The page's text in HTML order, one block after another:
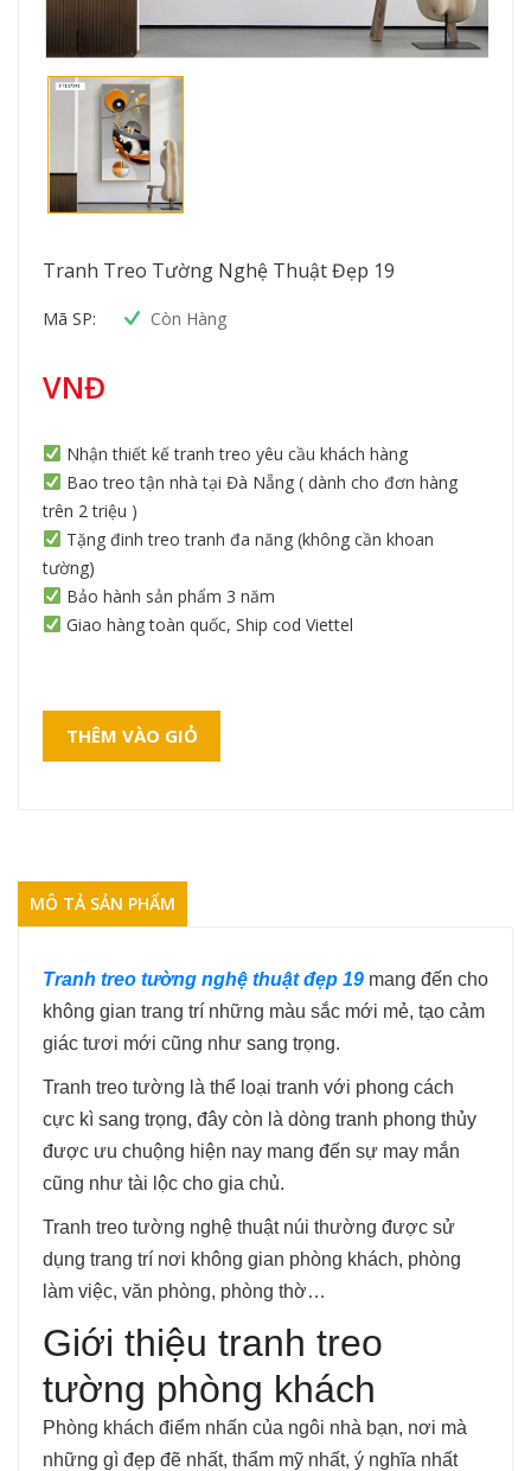
Tranh Treo Tường Nghệ Thuật Đẹp 19
Mã SP: Còn Hàng
VNĐ
Nhận thiết kế tranh treo yêu cầu khách hàng
Bao treo tận nhà tại Đà Nẵng ( dành cho đơn hàng
trên 2 triệu )
Tặng đinh treo tranh đa năng (không cần khoan
tường)
Bảo hành sản phẩm 3 năm
Giao hàng toàn quốc, Ship cod Viettel
THÊM VÀO GIỎ
MÔ TẢ SẢN PHẨM
Tranh treo tường nghệ thuật đẹp 19 mang đến cho
không gian trang trí những màu sắc mới mẻ, tạo cảm
giác tươi mới cũng như sang trọng.
Tranh treo tường là thể loại tranh với phong cách
cực kì sang trọng, đây còn là dòng tranh phong thủy
được ưu chuộng hiện nay mang đến sự may mắn
cũng như tài lộc cho gia chủ.
Tranh treo tường nghệ thuật núi thường được sử
dụng trang trí nơi không gian phòng khách, phòng
làm việc, văn phòng, phòng thờ…
Giới thiệu tranh treo
tường phòng khách
Phòng khách điểm nhấn của ngôi nhà bạn, nơi mà
những gì đẹp đẽ nhất, thẩm mỹ nhất, ý nghĩa nhất